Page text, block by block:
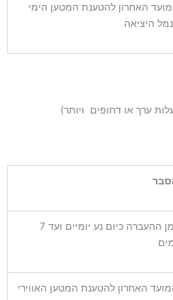
האחרון להטענת המטען הימי
היציאה
ערך או דחופים ויותר)
זמן ההעברה כיום נע יומיים ועד 7
האחרון להטענת המטען האווירי